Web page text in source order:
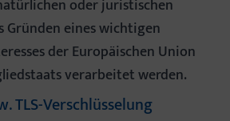
oder juristischen
Gründen eines wichtigen
der Europäischen Union
verarbeitet werden.
TLS-Verschlüsselung